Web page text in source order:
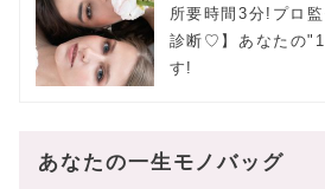
まとめ
あなたにおすすめの記事はこち
所要時間3分!プロ
診断♡】あなたの
す!
あなたの一生モノバッグ